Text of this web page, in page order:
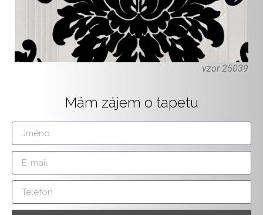
vzor 25039
Mám zájem o tapetu